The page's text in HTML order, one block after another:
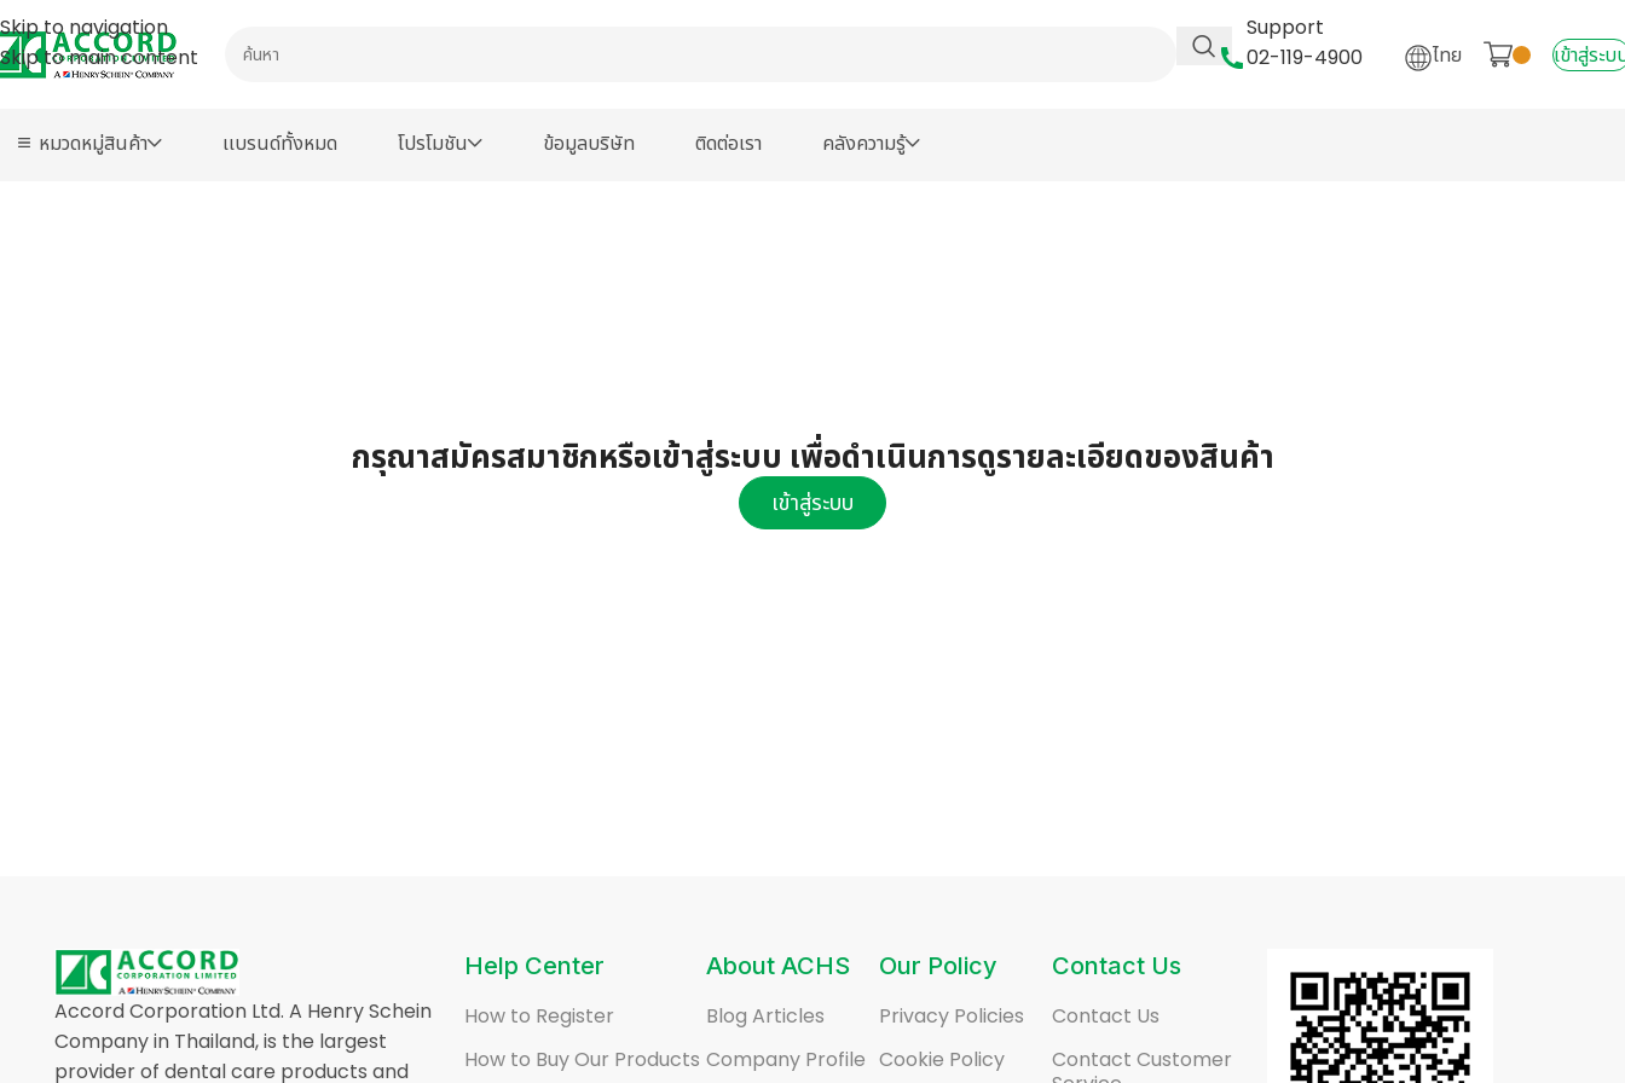
Skip to navigation
Skip to main content
Support
02-119-4900
ไทย เข้าสู่ระบ
หมวดหมู่สินค้า เเบรนด์ทั้งหมด โปรโมชัน ข้อมูลบริษัท ติดต่อเรา คลังความรู้
กรุณาสมัครสมาชิกหรือเข้าสู่ระบบ เพื่อดำเนินการดูรายละเอียดของสินค้า
เข้าสู่ระบบ
Accord Corporation Ltd. A Henry Schein
Company in Thailand, is the largest
provider of dental care products and
Help Center
How to Register
How to Buy Our Products
About ACHS
Blog Articles
Company Profile
Our Policy
Privacy Policies
Cookie Policy
Contact Us
Contact Us
Contact Customer